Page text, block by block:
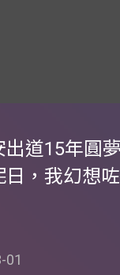
出道15年圓
，我幻想咗
01